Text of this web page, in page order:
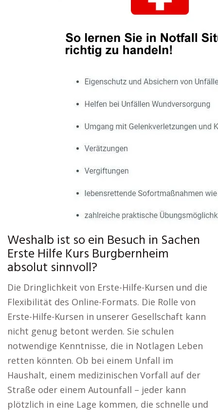
Weshalb ist so ein Besuch in Sachen
Erste Hilfe Kurs Burgbernheim
absolut sinnvoll?
Die Dringlichkeit von Erste-Hilfe-Kursen und die
Flexibilität des Online-Formats. Die Rolle von
Erste-Hilfe-Kursen in unserer Gesellschaft kann
nicht genug betont werden. Sie schulen
notwendige Kenntnisse, die in Notlagen Leben
retten könnten. Ob bei einem Unfall im
Haushalt, einem medizinischen Vorfall auf der
Straße oder einem Autounfall – jeder kann
plötzlich in eine Lage kommen, die schnelle und